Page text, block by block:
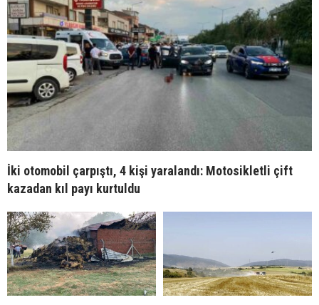
İki otomobil çarpıştı, 4 kişi yaralandı: Motosikletli çift
kazadan kıl payı kurtuldu